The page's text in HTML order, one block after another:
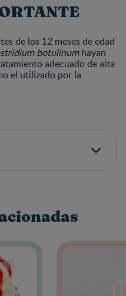
de los 12 meses de edad
botulinumhayan
adecuado de alta
el utilizado por la